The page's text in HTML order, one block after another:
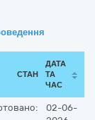
СТАН
ДАТА
ТА
ЧАС
02-06-